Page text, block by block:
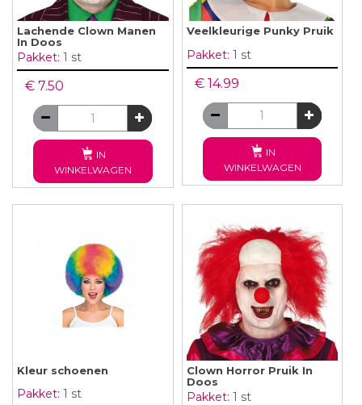
Lachende Clown Manen
In Doos
Pakket: 1 st
€ 7.50
IN
WINKELWAGEN
Veelkleurige Punky Pruik
Pakket: 1 st
€ 14.99
IN
WINKELWAGEN
Kleur schoenen
Pakket: 1 st
Clown Horror Pruik In
Doos
Pakket: 1 st